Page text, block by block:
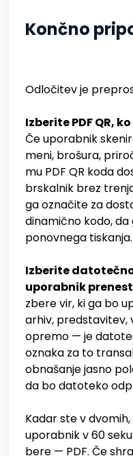
Končno
Odločitev je
Izberite PDF QR,
Če uporabnik
meni, brošura,
mu PDF QR koda
brskalnik brez
ga označite za
dinamično kodo,
ponovnega tiskanja.
Izberite
uporabnik
zbere vir, ki ga bo
arhiv,
opremo — je
oznaka za to
obnašanje jasno
da bo datoteko
Kadar ste v
uporabnik v 60
bere — PDF. Če